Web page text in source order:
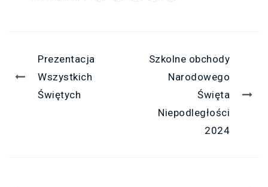
Prezentacja
Wszystkich
Świętych
Szkolne obchody
Narodowego
Święta
Niepodległości
2024